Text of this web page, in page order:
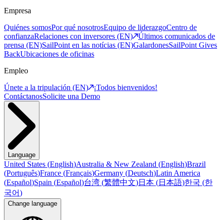
Empresa
Quiénes somosPor qué nosotrosEquipo de liderazgoCentro de
confianzaRelaciones con inversores (EN)
Últimos comunicados de
prensa (EN)SailPoint en las notícias (EN)GalardonesSailPoint Gives
BackUbicaciones de oficinas
Empleo
Únete a la tripulación (EN)
¡Todos bienvenidos!
ContáctanosSolicite una Demo
Language
United States (English)Australia & New Zealand (English)Brazil
(Português)France (Français)Germany (Deutsch)Latin America
(Español)Spain (Español)台湾 (繁體中文)日本 (日本語)한국 (한
국어)
Change language